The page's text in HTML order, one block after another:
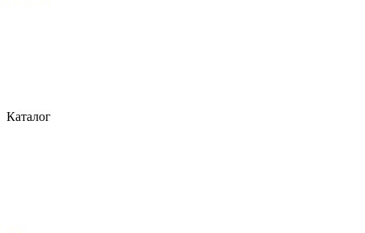
Каталог